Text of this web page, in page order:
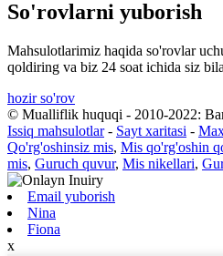
So'rovlarni yuborish
Mahsulotlarimiz haqida so'rovlar
qoldiring va biz 24 soat ichida siz
hozir so'rov
© Mualliflik huquqi - 2010-2022:
Issiq mahsulotlar- Sayt xaritasi -
Qo'rg'oshinsiz mis, Mis qo'rg'oshin
mis, Guruch quvur, Mis nikellari,
Email yuborish
Nina
Fiona
x